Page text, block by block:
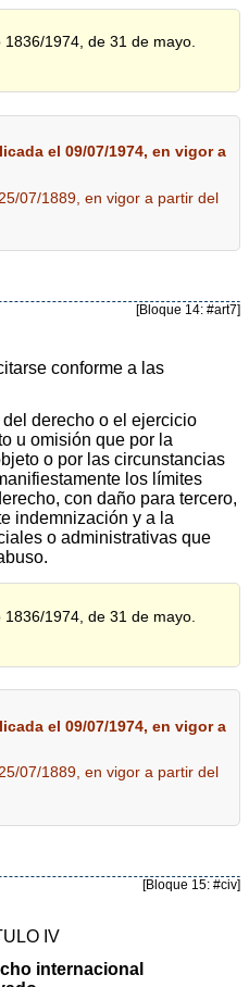
1974, de 31 de mayo.
el 09/07/1974, en vigor a
07/1889, en vigor a partir del
[Bloque 14: #art7]
conforme a las
derecho o el ejercicio
u omisión que por la
o por las circunstancias
los límites
con daño para tercero,
indemnización y a la
o administrativas que
1974, de 31 de mayo.
el 09/07/1974, en vigor a
07/1889, en vigor a partir del
[Bloque 15: #civ]
IV
internacional